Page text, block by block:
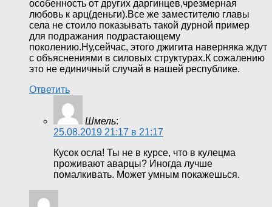
особенность от других даргинцев,чрезмерная
любовь к арц(деньги).Все же заместителю главы
села не стоило показывать такой дурной пример
для подражания подрастающему
поколению.Ну,сейчас, этого джигита наверняка ждут
с объяснениями в силовых структурах.К сожалению
это не единичный случай в нашей республике.
Ответить
Шмель:
25.08.2019 21:17 в 21:17
Кусок осла! Ты не в курсе, что в кулецма
проживают аварцы? Иногда лучше
помалкивать. Может умным покажешься.